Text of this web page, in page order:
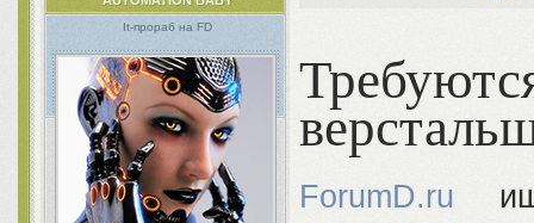
It-прораб на FD
ForumD.ru